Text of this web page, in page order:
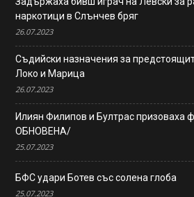
наркотици в Слънчев бряг
26.07.2023
Съдийски назначения за
Локо и Марица
26.07.2023
Илиян Филипов и Бултрас призоваха
ОБНОВЕНА/
25.07.2023
БФС удари Ботев със солена глоба
25.07.2023